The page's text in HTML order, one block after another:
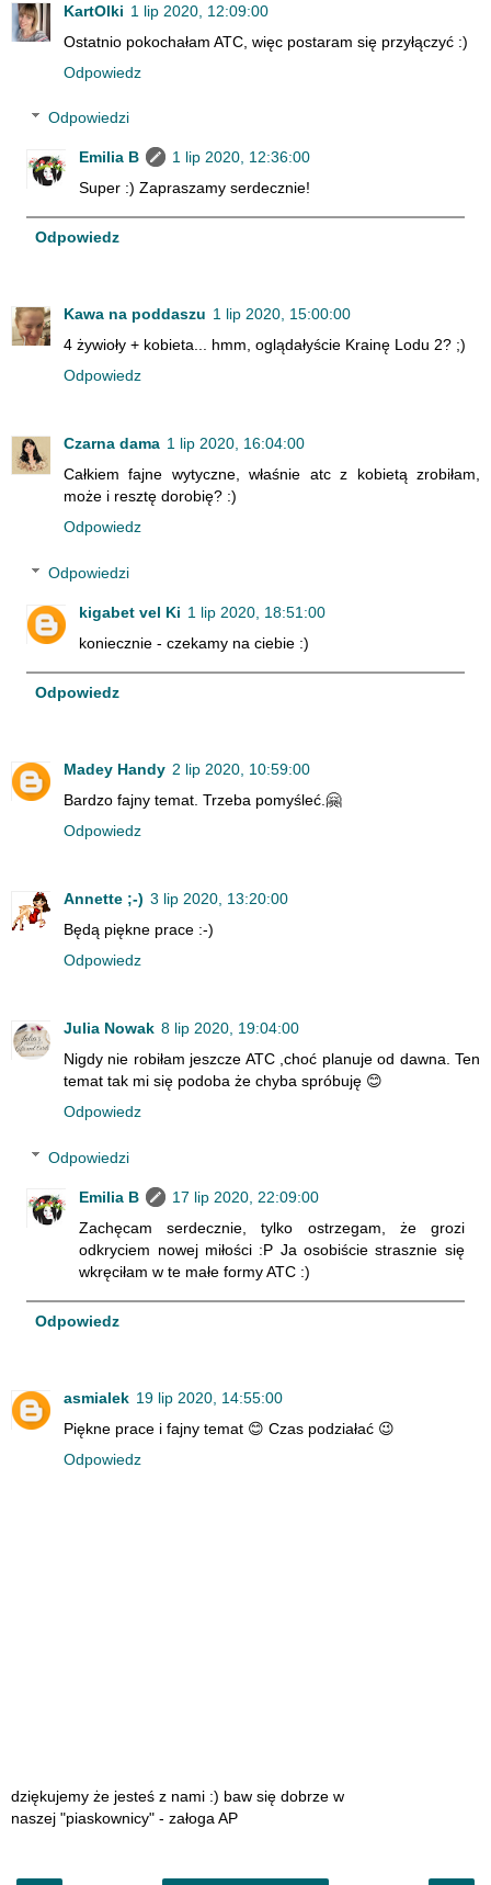
KartOlki 1 lip 2020, 12:09:00
Ostatnio pokochałam ATC, więc postaram się przyłączyć :)
Odpowiedz
Odpowiedzi
Emilia B
1 lip 2020, 12:36:00
Super :) Zapraszamy serdecznie!
Odpowiedz
Kawa na poddaszu 1 lip 2020, 15:00:00
4 żywioły + kobieta... hmm, oglądałyście Krainę Lodu 2? ;)
Odpowiedz
Czarna dama 1 lip 2020, 16:04:00
Całkiem fajne wytyczne, właśnie atc z kobietą zrobiłam,
może i resztę dorobię? :)
Odpowiedz
Odpowiedzi
kigabet vel Ki 1 lip 2020, 18:51:00
koniecznie - czekamy na ciebie :)
Odpowiedz
Madey Handy 2 lip 2020, 10:59:00
Bardzo fajny temat. Trzeba pomyśleć.🤗
Odpowiedz
Annette ;-) 3 lip 2020, 13:20:00
Będą piękne prace :-)
Odpowiedz
Julia Nowak 8 lip 2020, 19:04:00
Nigdy nie robiłam jeszcze ATC ,choć planuje od dawna. Ten
temat tak mi się podoba że chyba spróbuję 😊
Odpowiedz
Odpowiedzi
Emilia B
17 lip 2020, 22:09:00
Zachęcam serdecznie, tylko ostrzegam, że grozi
odkryciem nowej miłości :P Ja osobiście strasznie się
wkręciłam w te małe formy ATC :)
Odpowiedz
asmialek 19 lip 2020, 14:55:00
Piękne prace i fajny temat 😊 Czas podziałać 😉
Odpowiedz
dziękujemy że jesteś z nami :) baw się dobrze w
naszej "piaskownicy" - załoga AP